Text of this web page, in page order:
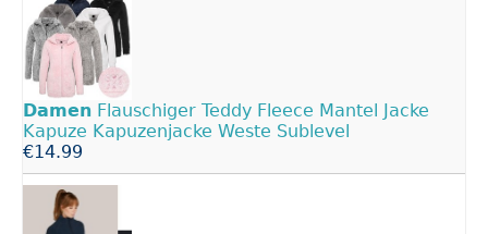
Damen Flauschiger Teddy Fleece Mantel Jacke
Kapuze Kapuzenjacke Weste Sublevel
€14.99